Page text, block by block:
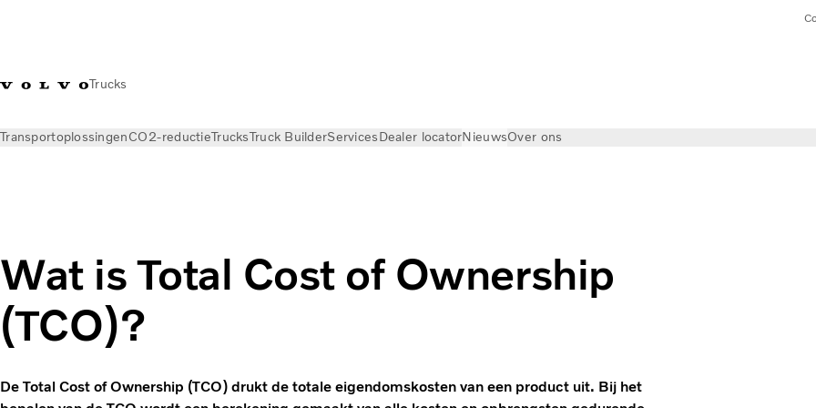
Trucks
TransportoplossingenCO2-reductieTrucksTruck BuilderServicesDealer locatorNieuwsOver ons
Wat is Total Cost of Ownership
(TCO)?
De Total Cost of Ownership (TCO) drukt de totale eigendomskosten van een product uit. Bij het